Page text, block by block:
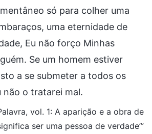
só para colher uma
uma eternidade de
Eu não forço Minhas
Se um homem estiver
a se submeter a todos os
não o tratarei mal.
vol. 1: A aparição e a obra de
ser uma pessoa de verdade’”